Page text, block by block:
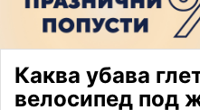
Каква убава
велосипед под